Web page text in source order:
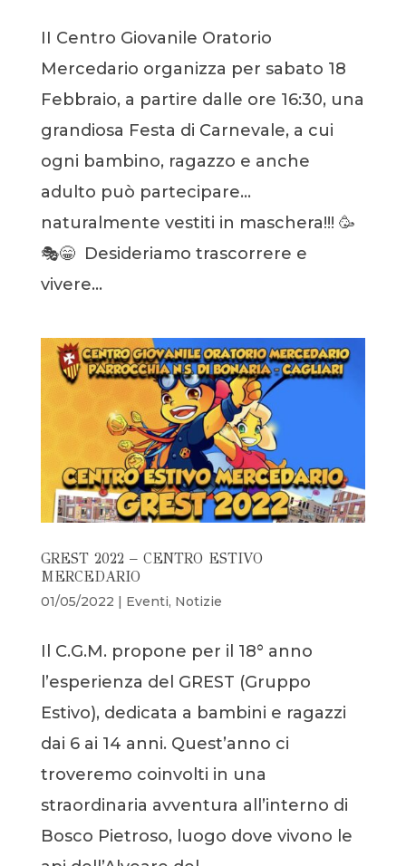
II Centro Giovanile Oratorio
Mercedario organizza per sabato 18
Febbraio, a partire dalle ore 16:30, una
grandiosa Festa di Carnevale, a cui
ogni bambino, ragazzo e anche
adulto può partecipare…
naturalmente vestiti in maschera!!! 🥳
🎭😁 Desideriamo trascorrere e
vivere...
GREST 2022 – CENTRO ESTIVO
MERCEDARIO
01/05/2022 | Eventi, Notizie
Il C.G.M. propone per il 18° anno
l’esperienza del GREST (Gruppo
Estivo), dedicata a bambini e ragazzi
dai 6 ai 14 anni. Quest’anno ci
troveremo coinvolti in una
straordinaria avventura all’interno di
Bosco Pietroso, luogo dove vivono le